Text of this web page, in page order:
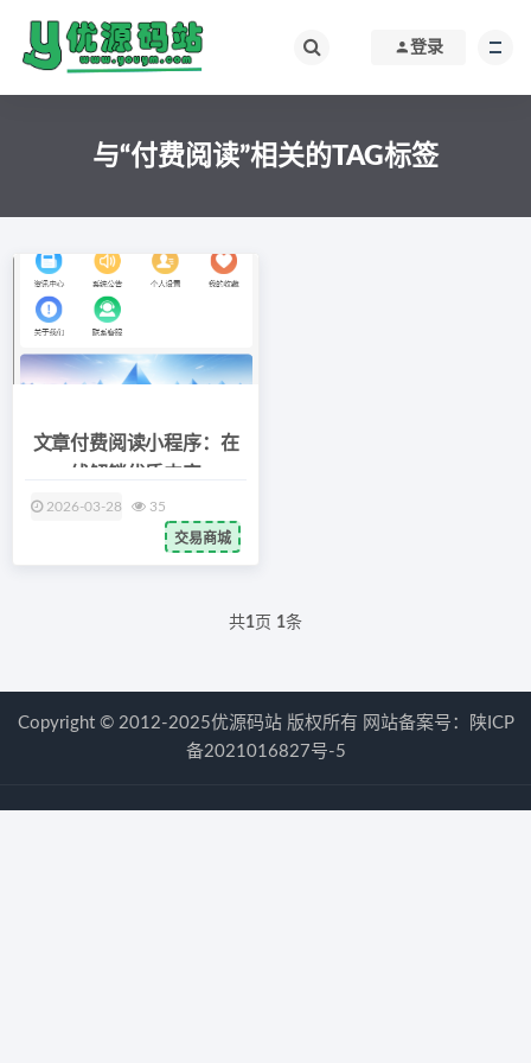
登录
与“付费阅读”相关的TAG标签
文章付费阅读小程序：在
2026-03-28 35
交易商城
共1 页 1条
Copyright © 2012-2025优源码站 版权所有 网站备案号：
陕ICP
备2021016827号-5